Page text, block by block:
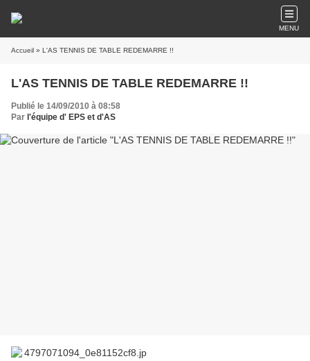
MENU
Accueil » L'AS TENNIS DE TABLE REDEMARRE !!
L'AS TENNIS DE TABLE REDEMARRE !!
Publié le 14/09/2010 à 08:58
Par l'équipe d' EPS et d'AS